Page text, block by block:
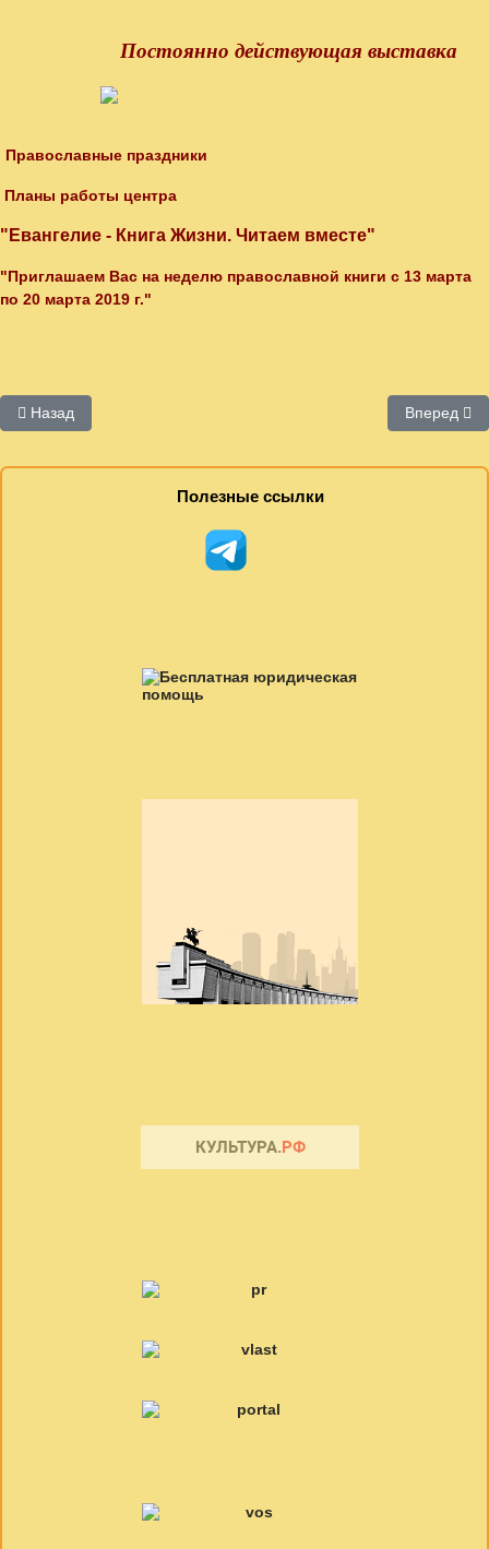
Постоянно действующая выставка
Православные праздники
Планы работы центра
"Евангелие - Книга Жизни. Читаем вместе"
"Приглашаем Вас на неделю православной книги с 13 марта
по 20 марта 2019 г."
Предыдущий: Центр чтения по Брайлю
Назад Вперед
Полезные ссылки